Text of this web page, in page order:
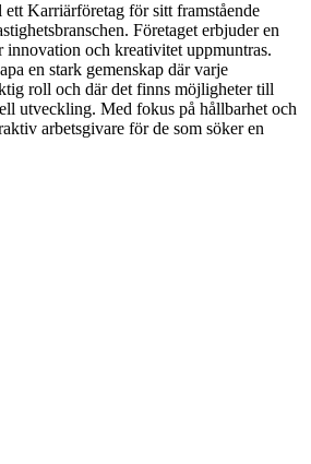
Karriärföretag för sitt framstående
Företaget erbjuder en
innovation och kreativitet uppmuntras.
en stark gemenskap där varje
roll och där det finns möjligheter till
utveckling. Med fokus på hållbarhet och
arbetsgivare för de som söker en